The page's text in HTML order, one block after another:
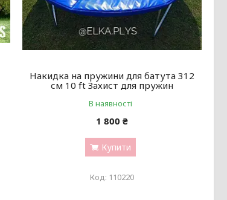
Накидка на пружини для батута 312
см 10 ft Захист для пружин
В наявності
1 800 ₴
Купити
110220